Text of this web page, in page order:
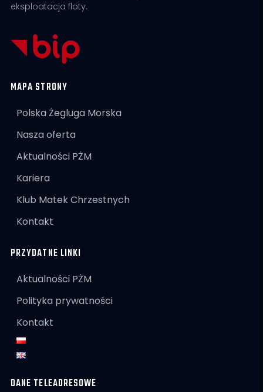
eksploatacja floty.
MAPA STRONY
Polska Żegluga Morska
Nasza oferta
Aktualności PŻM
Kariera
Klub Matek Chrzestnych
Kontakt
PRZYDATNE LINKI
Aktualności PŻM
Polityka prywatności
Kontakt
DANE TELEADRESOWE